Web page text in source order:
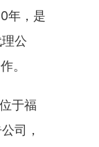
年，是
公
。
于福
司，